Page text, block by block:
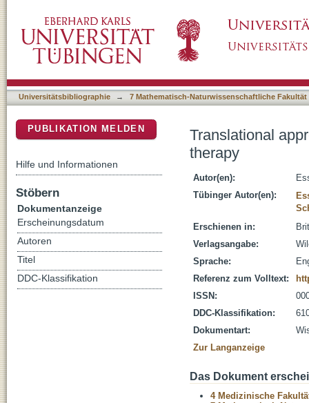
Universitätsbibliographie → 7 Mathematisch-Naturwissenschaftliche Fakultät
Translational
therapy
Autor(en):
Tübinger Autor(en):
Erschienen in:
Verlagsangabe:
Sprache:
Referenz zum Volltext:
ISSN:
DDC-Klassifikation:
Dokumentart:
Zur Langanzeige
Das Dokument
4 Medizinische
PUBLIKATION MELDEN
Hilfe und Informationen
Stöbern
Dokumentanzeige
Erscheinungsdatum
Autoren
Titel
DDC-Klassifikation